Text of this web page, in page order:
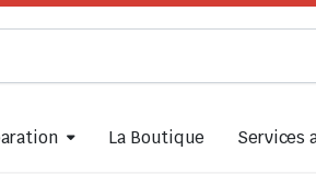
La Boutique Services